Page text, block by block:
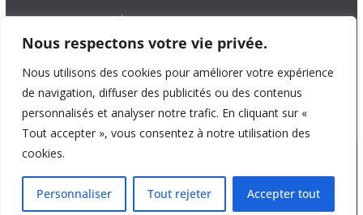
Nous respectons votre vie privée.
Nous utilisons des cookies pour améliorer votre expérience
de navigation, diffuser des publicités ou des contenus
personnalisés et analyser notre trafic. En cliquant sur «
Tout accepter », vous consentez à notre utilisation des
cookies.
Personnaliser Tout rejeter Accepter tout
87036 Limoges Cedex.
Tél. 05 55 06 14 15
Nous écrire
Copyright © 2026 Le Sillon
. All rights reserved.
Theme:ColorMag Proby ThemeGrill. Powered by WordPress